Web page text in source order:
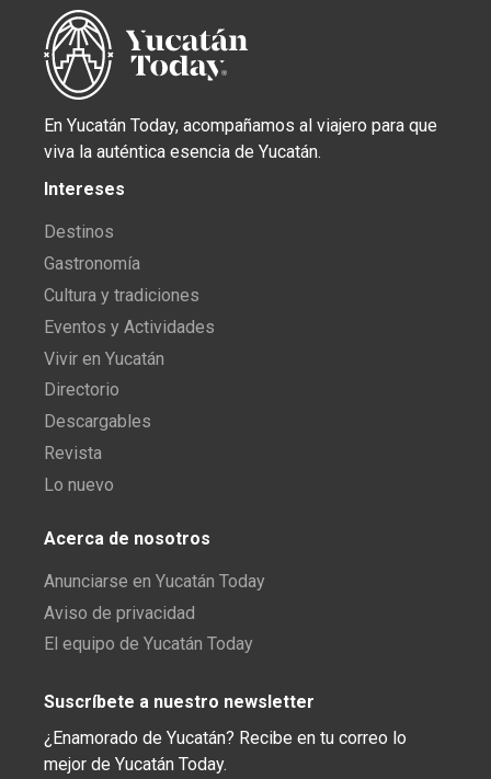
En Yucatán Today, acompañamos al viajero para que
viva la auténtica esencia de Yucatán.
Intereses
Destinos
Gastronomía
Cultura y tradiciones
Eventos y Actividades
Vivir en Yucatán
Directorio
Descargables
Revista
Lo nuevo
Acerca de nosotros
Anunciarse en Yucatán Today
Aviso de privacidad
El equipo de Yucatán Today
Suscríbete a nuestro newsletter
¿Enamorado de Yucatán? Recibe en tu correo lo
mejor de Yucatán Today.